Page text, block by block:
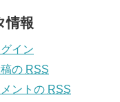
情報
グイン
の RSS
ントの RSS